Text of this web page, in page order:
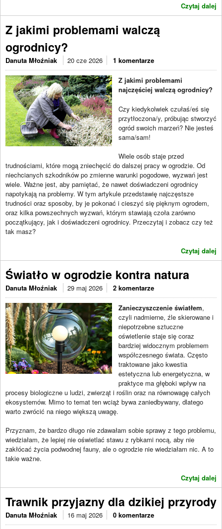
Czytaj dalej
Z jakimi problemami walczą
ogrodnicy?
Danuta Młoźniak 20 cze 2026 1 komentarze
Z jakimi problemami
najczęściej walczą ogrodnicy?
Czy kiedykolwiek czułaś/eś się
przytłoczona/y, próbując stworzyć
ogród swoich marzeń? Nie jesteś
sama/sam!
Wiele osób staje przed
trudnościami, które mogą zniechęcić do dalszej pracy w ogrodzie. Od
niechcianych szkodników po zmienne warunki pogodowe, wyzwań jest
wiele. Ważne jest, aby pamiętać, że nawet doświadczeni ogrodnicy
napotykają na problemy. W tym artykule przedstawię najczęstsze
trudności oraz sposoby, by je pokonać i cieszyć się pięknym ogrodem,
oraz kilka powszechnych wyzwań, którym stawiają czoła zarówno
początkujący, jak i doświadczeni ogrodnicy. Przeczytaj i zobacz czy też
tak masz?
Czytaj dalej
Światło w ogrodzie kontra natura
Danuta Młoźniak 29 maj 2026 2 komentarze
Zanieczyszczenie światłem,
czyli nadmierne, źle skierowane i
niepotrzebne sztuczne
oświetlenie staje się coraz
bardziej widocznym problemem
współczesnego świata. Często
traktowane jako kwestia
estetyczna lub energetyczna, w
praktyce ma głęboki wpływ na
procesy biologiczne u ludzi, zwierząt i roślin oraz na równowagę całych
ekosystemów. Mimo to temat ten wciąż bywa zaniedbywany, dlatego
warto zwrócić na niego większą uwagę.
Przyznam, że bardzo długo nie zdawałam sobie sprawy z tego problemu,
wiedziałam, że lepiej nie oświetlać stawu z rybkami nocą, aby nie
zakłócać życia podwodnej fauny, ale o ogrodzie nie wiedziałam nic. A to
takie ważne.
Czytaj dalej
Trawnik przyjazny dla dzikiej przyrody
Danuta Młoźniak 16 maj 2026 0 komentarze